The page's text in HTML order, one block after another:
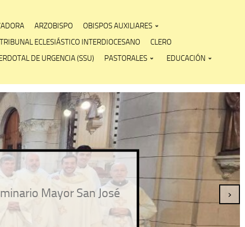
ARZOBISPO
OBISPOS AUXILIARES
TRIBUNAL ECLESIÁSTICO INTERDIOCESANO
CLERO
DE URGENCIA (SSU) PASTORALES EDUCACIÓN
Mayor San José ›